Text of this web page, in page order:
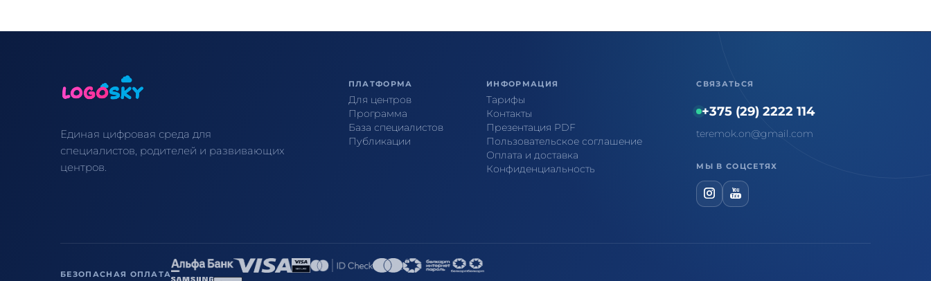
Единая цифровая среда для
специалистов, родителей и развивающих
центров.
ПЛАТФОРМА
Для центров
Программа
База специалистов
Публикации
ИНФОРМАЦИЯ
Тарифы
Контакты
Презентация PDF
Пользовательское соглашение
Оплата и доставка
Конфиденциальность
СВЯЗАТЬСЯ
+375 (29) 2222 114
teremok.on@gmail.com
МЫ В СОЦСЕТЯХ
БЕЗОПАСНАЯ ОПЛАТА